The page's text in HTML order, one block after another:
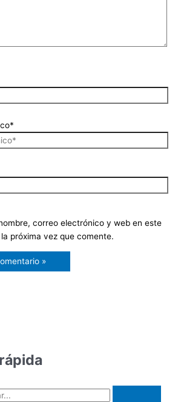
correo electrónico y web en este
próxima vez que comente.